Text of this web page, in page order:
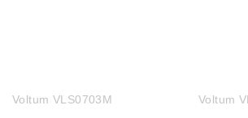
Voltum VLS0703M Voltum